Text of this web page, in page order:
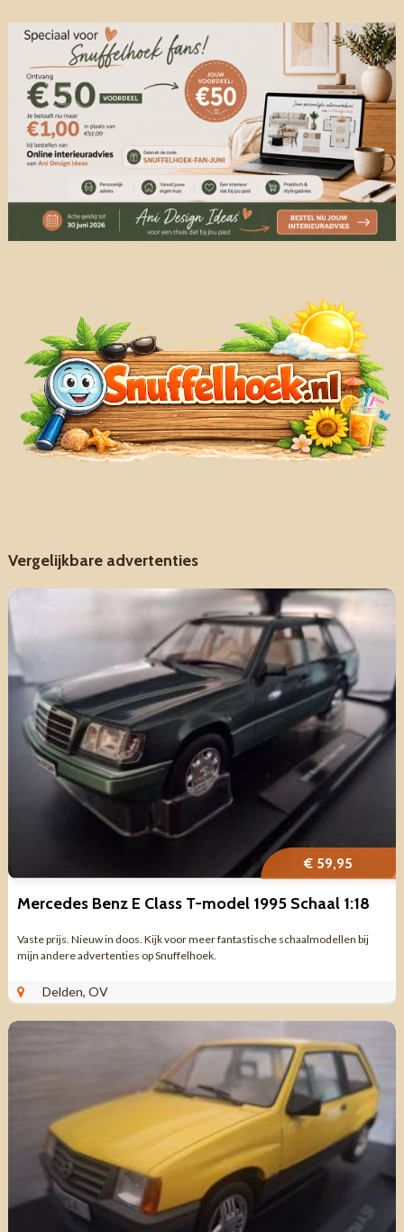
Vergelijkbare advertenties
€ 59,95
Mercedes Benz E Class T-model 1995 Schaal 1:18
Vaste prijs. Nieuw in doos. Kijk voor meer fantastische schaalmodellen bij
mijn andere advertenties op Snuffelhoek.
Delden, OV